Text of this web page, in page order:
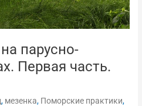
парусно-
Первая часть.
, мезенка, Поморские практики,